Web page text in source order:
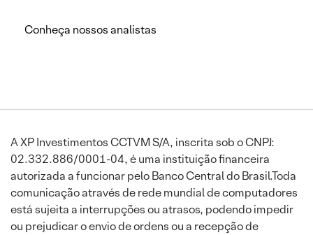
Conheça nossos analistas
A XP Investimentos CCTVM S/A, inscrita sob o CNPJ:
02.332.886/0001-04, é uma instituição financeira
autorizada a funcionar pelo Banco Central do Brasil.Toda
comunicação através de rede mundial de computadores
está sujeita a interrupções ou atrasos, podendo impedir
ou prejudicar o envio de ordens ou a recepção de